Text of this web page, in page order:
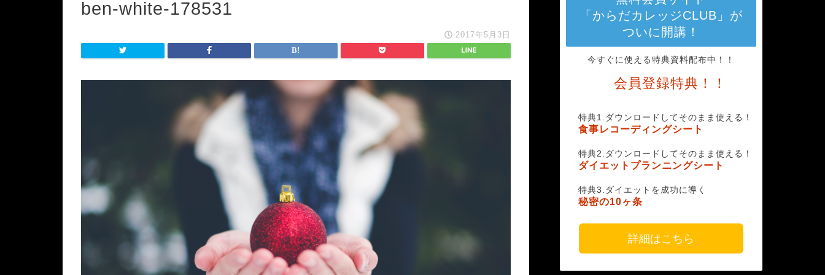
ben-white-178531
2017年5月3日
「からだカレッジCLUB」が
ついに開講！
今すぐに使える特典資料配布中！！
会員登録特典！！
特典1.ダウンロードしてそのまま使える！
食事レコーディングシート
特典2.ダウンロードしてそのまま使える！
ダイエットプランニングシート
特典3.ダイエットを成功に導く
秘密の10ヶ条
詳細はこちら